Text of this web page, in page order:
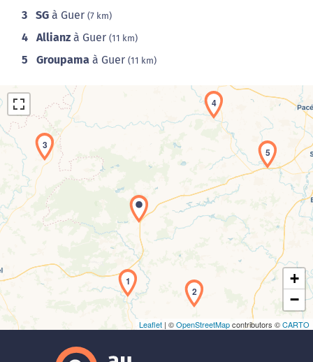
3 SG à Guer (7 km)
4 Allianz à Guer (11 km)
5 Groupama à Guer (11 km)
Chargement de la carte en cours...
1
2
3
4
5
+
−
Leaflet | ©OpenStreetMapcontributors ©CARTO